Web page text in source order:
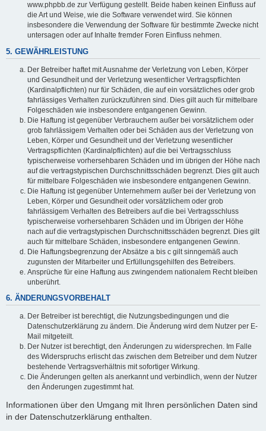
www.phpbb.de zur Verfügung gestellt. Beide haben keinen Einfluss auf
die Art und Weise, wie die Software verwendet wird. Sie können
insbesondere die Verwendung der Software für bestimmte Zwecke nicht
untersagen oder auf Inhalte fremder Foren Einfluss nehmen.
5. GEWÄHRLEISTUNG
Der Betreiber haftet mit Ausnahme der Verletzung von Leben, Körper
und Gesundheit und der Verletzung wesentlicher Vertragspflichten
(Kardinalpflichten) nur für Schäden, die auf ein vorsätzliches oder grob
fahrlässiges Verhalten zurückzuführen sind. Dies gilt auch für mittelbare
Folgeschäden wie insbesondere entgangenen Gewinn.
Die Haftung ist gegenüber Verbrauchern außer bei vorsätzlichem oder
grob fahrlässigem Verhalten oder bei Schäden aus der Verletzung von
Leben, Körper und Gesundheit und der Verletzung wesentlicher
Vertragspflichten (Kardinalpflichten) auf die bei Vertragsschluss
typischerweise vorhersehbaren Schäden und im übrigen der Höhe nach
auf die vertragstypischen Durchschnittsschäden begrenzt. Dies gilt auch
für mittelbare Folgeschäden wie insbesondere entgangenen Gewinn.
Die Haftung ist gegenüber Unternehmern außer bei der Verletzung von
Leben, Körper und Gesundheit oder vorsätzlichem oder grob
fahrlässigem Verhalten des Betreibers auf die bei Vertragsschluss
typischerweise vorhersehbaren Schäden und im Übrigen der Höhe
nach auf die vertragstypischen Durchschnittsschäden begrenzt. Dies gilt
auch für mittelbare Schäden, insbesondere entgangenen Gewinn.
Die Haftungsbegrenzung der Absätze a bis c gilt sinngemäß auch
zugunsten der Mitarbeiter und Erfüllungsgehilfen des Betreibers.
Ansprüche für eine Haftung aus zwingendem nationalem Recht bleiben
unberührt.
6. ÄNDERUNGSVORBEHALT
Der Betreiber ist berechtigt, die Nutzungsbedingungen und die
Datenschutzerklärung zu ändern. Die Änderung wird dem Nutzer per E-
Mail mitgeteilt.
Der Nutzer ist berechtigt, den Änderungen zu widersprechen. Im Falle
des Widerspruchs erlischt das zwischen dem Betreiber und dem Nutzer
bestehende Vertragsverhältnis mit sofortiger Wirkung.
Die Änderungen gelten als anerkannt und verbindlich, wenn der Nutzer
den Änderungen zugestimmt hat.
Informationen über den Umgang mit Ihren persönlichen Daten sind
in der Datenschutzerklärung enthalten.